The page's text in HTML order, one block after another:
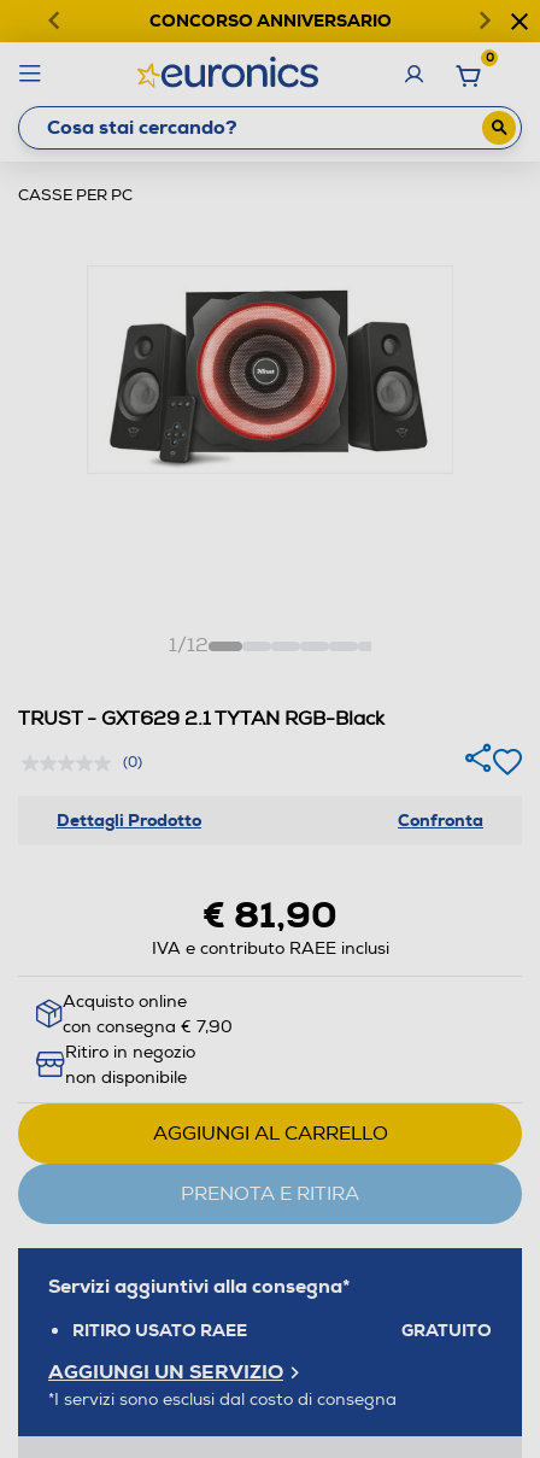
CONCORSO ANNIVERSARIO
0
CASSE PER PC
1/12
TRUST - GXT629 2.1 TYTAN RGB-Black
(0)
Dettagli Prodotto Confronta
€ 81,90
IVA e contributo RAEE inclusi
Acquisto online
con consegna € 7,90
Ritiro in negozio
non disponibile
AGGIUNGI AL CARRELLO
PRENOTA E RITIRA
Servizi aggiuntivi alla consegna*
RITIRO USATO RAEE GRATUITO
AGGIUNGI UN SERVIZIO
*I servizi sono esclusi dal costo di consegna